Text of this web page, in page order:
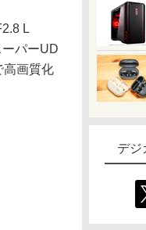
デジ
L
パーUD
高画質化